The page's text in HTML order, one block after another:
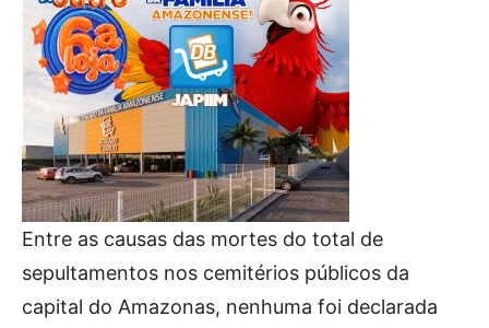
Entre as causas das mortes do total de
sepultamentos nos cemitérios públicos da
capital do Amazonas, nenhuma foi declarada